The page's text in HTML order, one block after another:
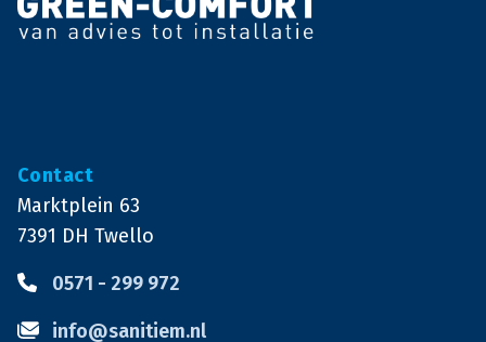
Contact
Marktplein 63
7391 DH Twello
0571 - 299 972
info@sanitiem.nl